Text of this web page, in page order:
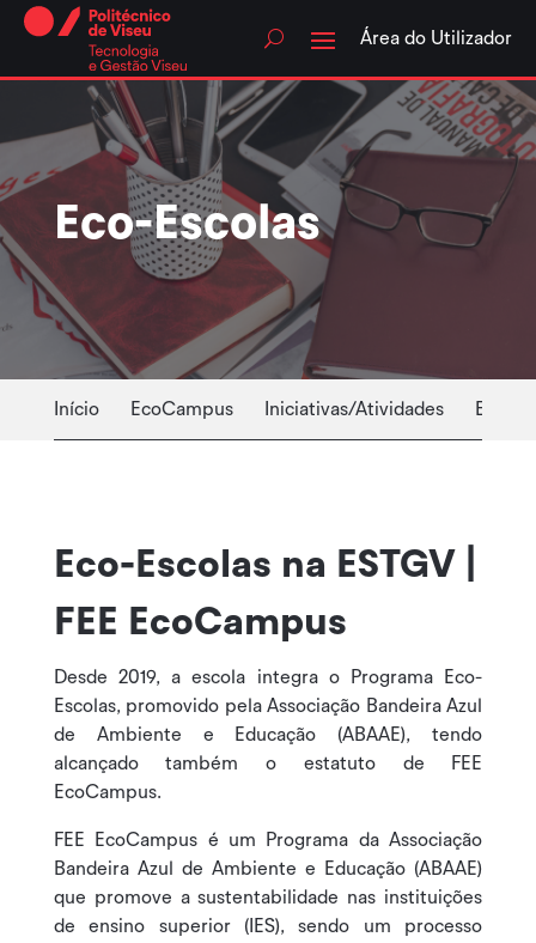
Skip
Área do Utilizador
Eco-Escolas
Início EcoCampus Iniciativas/Atividades Equipa
Eco-Escolas na ESTGV |
FEE EcoCampus
Desde 2019, a escola integra o Programa Eco-
Escolas, promovido pela Associação Bandeira Azul
de Ambiente e Educação (ABAAE), tendo
alcançado também o estatuto de FEE
EcoCampus.
FEE EcoCampus é um Programa da Associação
Bandeira Azul de Ambiente e Educação (ABAAE)
que promove a sustentabilidade nas instituições
de ensino superior (IES), sendo um processo